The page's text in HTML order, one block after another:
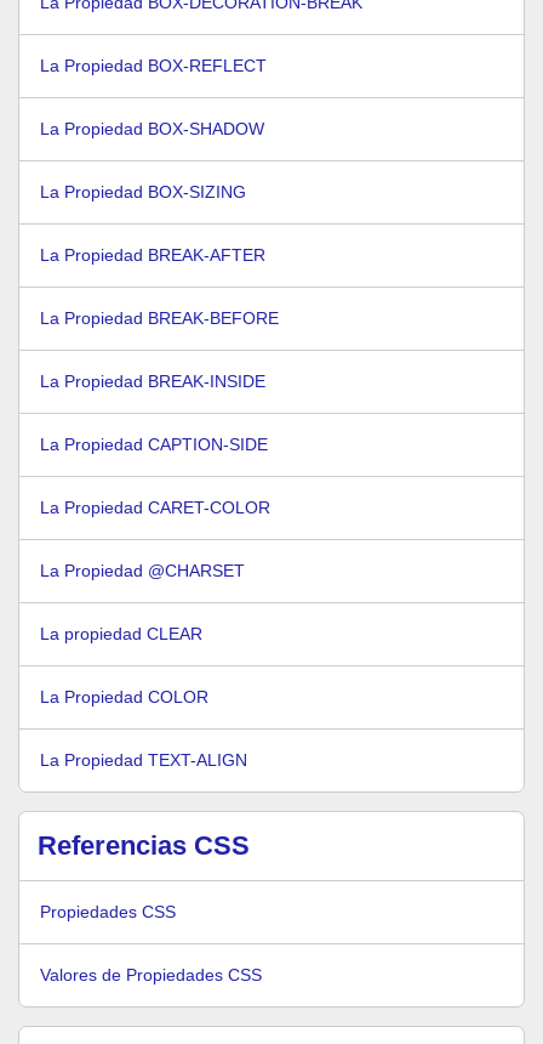
La Propiedad BOX-REFLECT
La Propiedad BOX-SHADOW
La Propiedad BOX-SIZING
La Propiedad BREAK-AFTER
La Propiedad BREAK-BEFORE
La Propiedad BREAK-INSIDE
La Propiedad CAPTION-SIDE
La Propiedad CARET-COLOR
La Propiedad @CHARSET
La propiedad CLEAR
La Propiedad COLOR
La Propiedad TEXT-ALIGN
Referencias CSS
Propiedades CSS
Valores de Propiedades CSS